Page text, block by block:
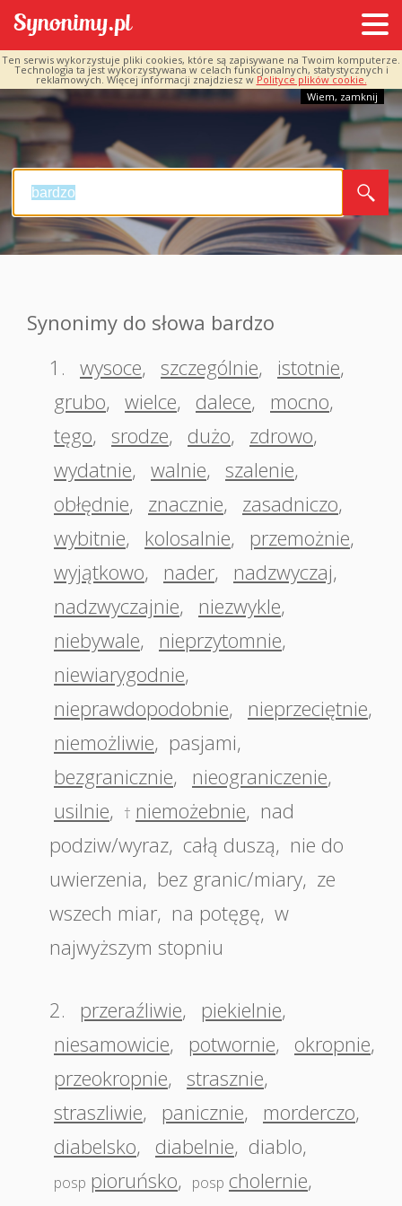
Ten serwis wykorzystuje pliki cookies, które są zapisywane na Twoim komputerze.
Technologia ta jest wykorzystywana w celach funkcjonalnych, statystycznych i
reklamowych. Więcej informacji znajdziesz w Polityce plików cookie.
Wiem, zamknij
Synonimy do słowa bardzo
1. wysoce, szczególnie, istotnie,
grubo, wielce, dalece, mocno,
tęgo, srodze, dużo, zdrowo,
wydatnie, walnie, szalenie,
obłędnie, znacznie, zasadniczo,
wybitnie, kolosalnie, przemożnie,
wyjątkowo, nader, nadzwyczaj,
nadzwyczajnie, niezwykle,
niebywale, nieprzytomnie,
niewiarygodnie,
nieprawdopodobnie, nieprzeciętnie,
niemożliwie, pasjami,
bezgranicznie, nieograniczenie,
usilnie, † niemożebnie, nad
podziw/wyraz, całą duszą, nie do
uwierzenia, bez granic/miary, ze
wszech miar, na potęgę, w
najwyższym stopniu
2. przeraźliwie, piekielnie,
niesamowicie, potwornie, okropnie,
przeokropnie, strasznie,
straszliwie, panicznie, morderczo,
diabelsko, diabelnie, diablo,
posp pioruńsko, posp cholernie,